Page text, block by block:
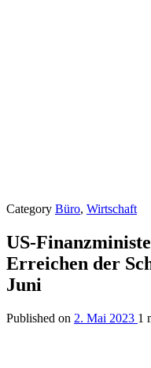
Category Büro, Wirtschaft
US-
Erreichen der
Juni
Published on 2. Mai 2023 1